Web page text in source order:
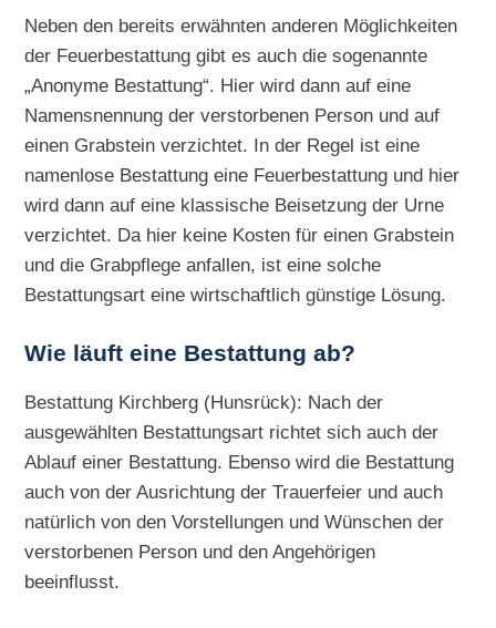
Neben den bereits erwähnten anderen Möglichkeiten
der Feuerbestattung gibt es auch die sogenannte
„Anonyme Bestattung“. Hier wird dann auf eine
Namensnennung der verstorbenen Person und auf
einen Grabstein verzichtet. In der Regel ist eine
namenlose Bestattung eine Feuerbestattung und hier
wird dann auf eine klassische Beisetzung der Urne
verzichtet. Da hier keine Kosten für einen Grabstein
und die Grabpflege anfallen, ist eine solche
Bestattungsart eine wirtschaftlich günstige Lösung.
Wie läuft eine Bestattung ab?
Bestattung Kirchberg (Hunsrück): Nach der
ausgewählten Bestattungsart richtet sich auch der
Ablauf einer Bestattung. Ebenso wird die Bestattung
auch von der Ausrichtung der Trauerfeier und auch
natürlich von den Vorstellungen und Wünschen der
verstorbenen Person und den Angehörigen
beeinflusst.